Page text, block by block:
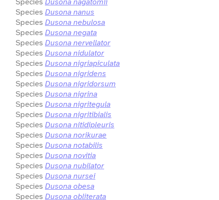
Species Dusona nanus
Species Dusona nebulosa
Species Dusona negata
Species Dusona nervellator
Species Dusona nidulator
Species Dusona nigriapiculata
Species Dusona nigridens
Species Dusona nigridorsum
Species Dusona nigrina
Species Dusona nigritegula
Species Dusona nigritibialis
Species Dusona nitidipleuris
Species Dusona norikurae
Species Dusona notabilis
Species Dusona novitia
Species Dusona nubilator
Species Dusona nursei
Species Dusona obesa
Species Dusona obliterata